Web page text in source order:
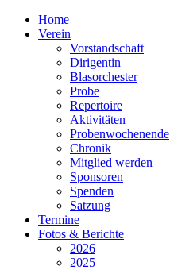
Home
Verein
Vorstandschaft
Dirigentin
Blasorchester
Probe
Repertoire
Aktivitäten
Probenwochenende
Chronik
Mitglied werden
Sponsoren
Spenden
Satzung
Termine
Fotos & Berichte
2026
2025